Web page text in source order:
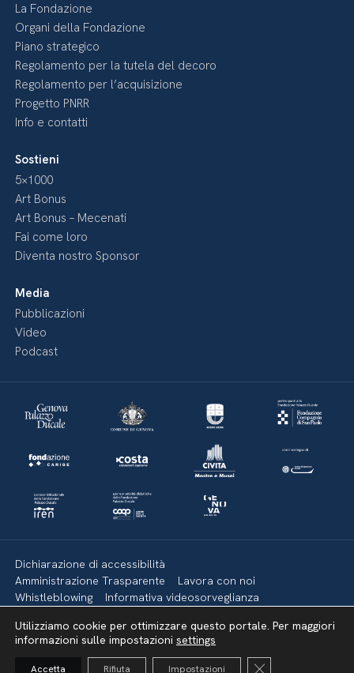
La Fondazione
Organi della Fondazione
Piano strategico
Regolamento per la tutela del decoro
Regolamento per l’acquisizione
Progetto PNRR
Info e contatti
Sostieni
5×1000
Art Bonus
Art Bonus – Mecenati
Fai come loro
Diventa nostro Sponsor
Media
Pubblicazioni
Video
Podcast
Dichiarazione di accessibilità
Amministrazione Trasparente
Lavora con noi
Whistleblowing
Informativa videosorveglianza
Mappa del sito
Utilizziamo cookie per ottimizzare questo portale. Per maggiori
informazioni sulle impostazioni settings
Accetta Rifiuta Impostazioni Close GDPR